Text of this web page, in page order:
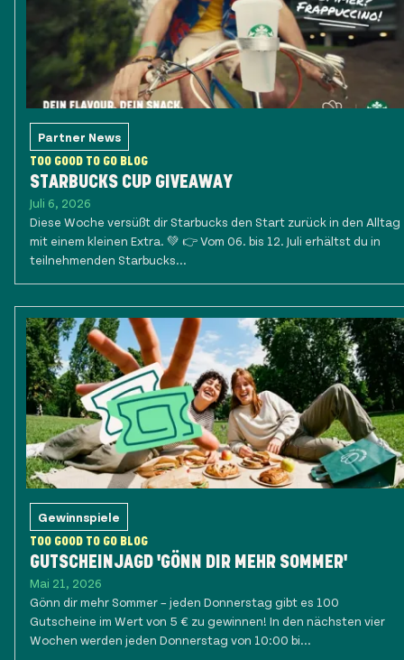
Partner News
TOO GOOD TO GO BLOG
STARBUCKS CUP GIVEAWAY
Juli 6, 2026
Diese Woche versüßt dir Starbucks den Start zurück in den Alltag
mit einem kleinen Extra. 💚 👉 Vom 06. bis 12. Juli erhältst du in
teilnehmenden Starbucks...
Gewinnspiele
TOO GOOD TO GO BLOG
GUTSCHEINJAGD 'GÖNN DIR MEHR SOMMER'
Mai 21, 2026
Gönn dir mehr Sommer – jeden Donnerstag gibt es 100
Gutscheine im Wert von 5 € zu gewinnen! In den nächsten vier
Wochen werden jeden Donnerstag von 10:00 bi...